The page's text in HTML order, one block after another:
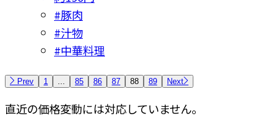
#豚肉
#汁物
#中華料理
Prev 1 ... 85 86 87 88 89 Next
直近の価格変動には対応していません。